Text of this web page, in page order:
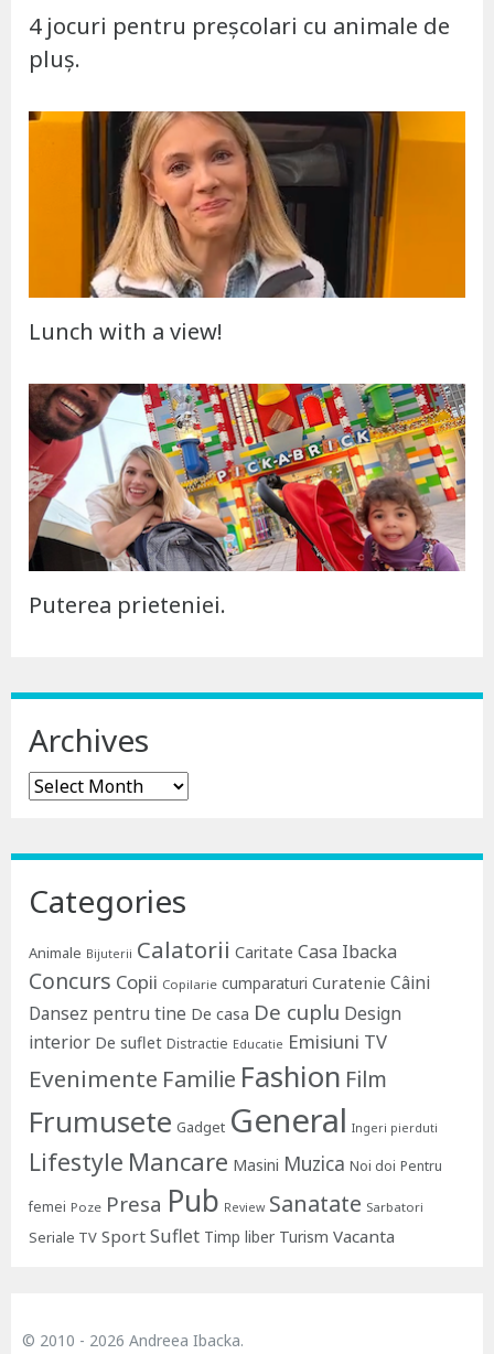
4 jocuri pentru preșcolari cu animale de
pluș.
Lunch with a view!
Puterea prieteniei.
Archives
Archives
Categories
Animale Bijuterii Calatorii Caritate Casa Ibacka
Concurs Copii Copilarie cumparaturi Curatenie Câini
Dansez pentru tine De casa De cuplu Design
interior De suflet Distractie Educatie Emisiuni TV
Evenimente Familie Fashion Film
Frumusete Gadget General Ingeri pierduti
Lifestyle Mancare Masini Muzica Noi doi Pentru
femei Poze Presa Pub Review Sanatate Sarbatori
Seriale TV Sport Suflet Timp liber Turism Vacanta
© 2010 - 2026 Andreea Ibacka.